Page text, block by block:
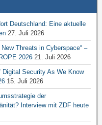
Deutschland: Eine aktuelle
27. Juli 2026
Threats in Cyberspace“ –
2026 21. Juli 2026
Security As We Know
15. Juli 2026
der
Interview mit ZDF heute